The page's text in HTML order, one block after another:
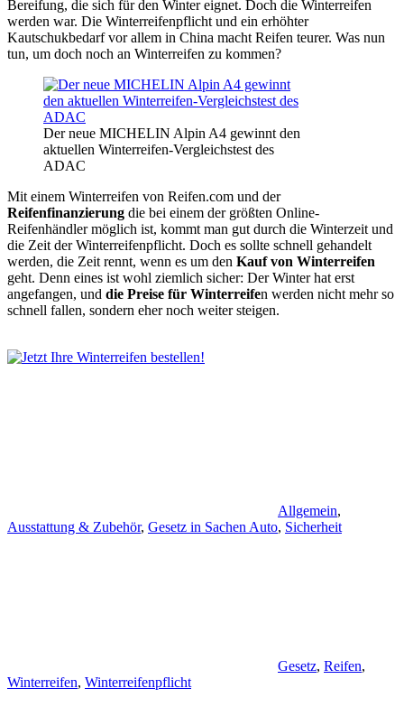
Bereifung, die sich für den Winter eignet. Doch die Winterreifen
werden war. Die Winterreifenpflicht und ein erhöhter
Kautschukbedarf vor allem in China macht Reifen teurer. Was nun
tun, um doch noch an Winterreifen zu kommen?
Der neue MICHELIN Alpin A4 gewinnt den
aktuellen Winterreifen-Vergleichstest des
ADAC
Mit einem Winterreifen von Reifen.com und der
Reifenfinanzierung die bei einem der größten Online-
Reifenhändler möglich ist, kommt man gut durch die Winterzeit und
die Zeit der Winterreifenpflicht. Doch es sollte schnell gehandelt
werden, die Zeit rennt, wenn es um den Kauf von Winterreifen
geht. Denn eines ist wohl ziemlich sicher: Der Winter hat erst
angefangen, und die Preise für Winterreifen werden nicht mehr so
schnell fallen, sondern eher noch weiter steigen.
Allgemein,
Ausstattung & Zubehör, Gesetz in Sachen Auto, Sicherheit
Gesetz, Reifen,
Winterreifen, Winterreifenpflicht